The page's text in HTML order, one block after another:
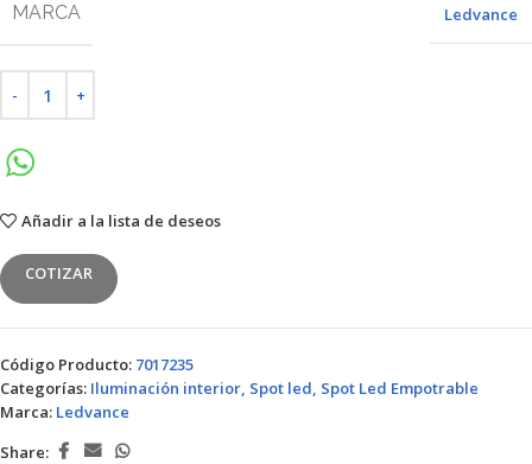
MARCA Ledvance
Añadir a la lista de deseos
COTIZAR
Código Producto: 7017235
Categorías: Iluminación interior, Spot led, Spot Led Empotrable
Marca: Ledvance
Share: